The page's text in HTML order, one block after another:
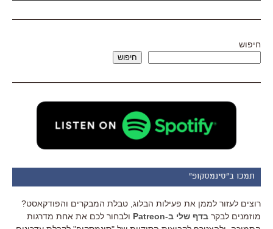
חיפוש
חיפוש
תמכו ב"סינמסקופ"
רוצים לעזור לממן את פעילות הבלוג, טבלת המבקרים והפודקאסט?
מוזמנים לבקר בדף שלי ב-Patreon
ולבחור לכם את אחת מדרגות